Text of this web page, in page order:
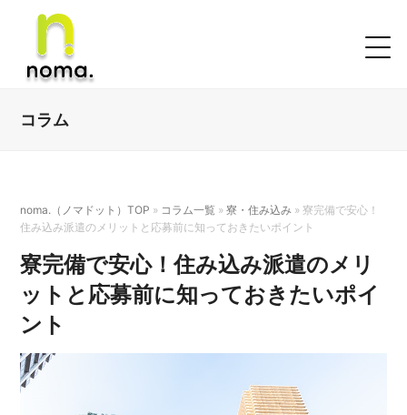
コラム
noma.（ノマドット）TOP » コラム一覧 »寮・住み込み »寮完備で安心！
住み込み派遣のメリットと応募前に知っておきたいポイント
寮完備で安心！住み込み派遣のメリ
ットと応募前に知っておきたいポイ
ント